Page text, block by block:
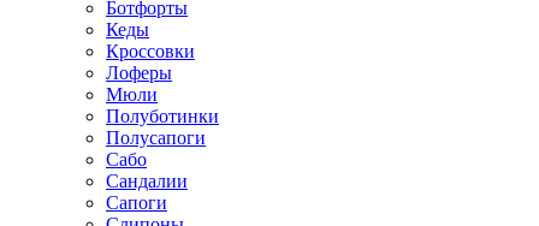
Ботфорты
Кеды
Кроссовки
Лоферы
Мюли
Полуботинки
Полусапоги
Сабо
Сандалии
Сапоги